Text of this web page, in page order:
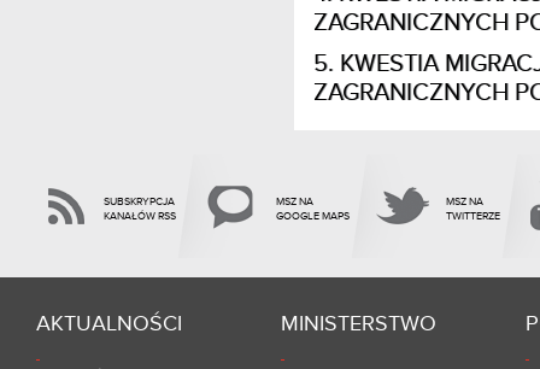
ZAGRANICZNYCH
KWESTIA
ZAGRANICZNYCH
SUBSKRYPCJA
KANAŁÓW RSS
MSZ NA
GOOGLE MAPS
MSZ NA
TWITTERZE
AKTUALNOŚCI MINISTERSTWO